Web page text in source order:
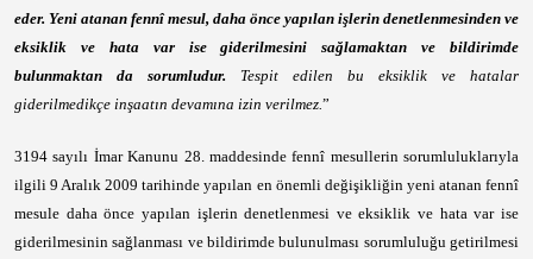
eder. Yeni atanan fennî mesul, daha önce yapılan işlerin denetlenmesinden ve
eksiklik ve hata var ise giderilmesini sağlamaktan ve bildirimde
bulunmaktan da sorumludur. Tespit edilen bu eksiklik ve hatalar
giderilmedikçe inşaatın devamına izin verilmez.”
3194 sayılı İmar Kanunu 28. maddesinde fennî mesullerin sorumluluklarıyla
ilgili 9 Aralık 2009 tarihinde yapılan en önemli değişikliğin yeni atanan fennî
mesule daha önce yapılan işlerin denetlenmesi ve eksiklik ve hata var ise
giderilmesinin sağlanması ve bildirimde bulunulması sorumluluğu getirilmesi